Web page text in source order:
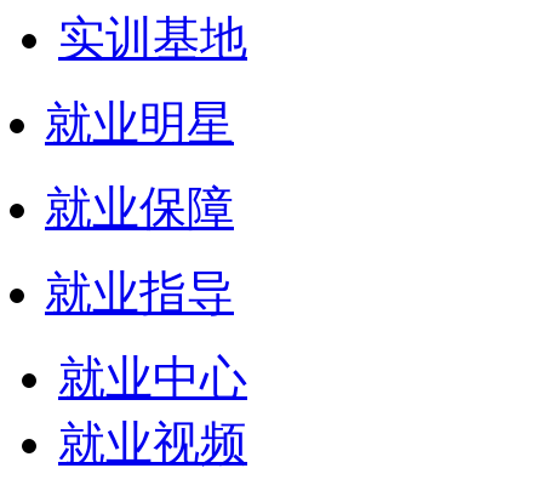
实训基地
就业明星
就业保障
就业指导
就业中心
就业视频